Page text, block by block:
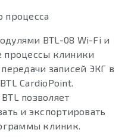
процесса
BTL-08 Wi-Fi и
процессы клиники
записей ЭКГ в
CardioPoint.
позволяет
и экспортировать
клиник.